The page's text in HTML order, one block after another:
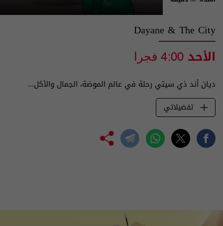
Dayane & The City
الأحد 4:00 فجرا
ديان أند ذي سيتي رحلة في عالم الموضة، الجمال والأكل...
تفضيلاتي